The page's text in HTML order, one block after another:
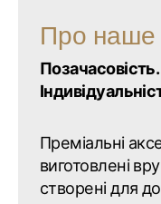
Про наше
Преміальні
виготовлені
створені для